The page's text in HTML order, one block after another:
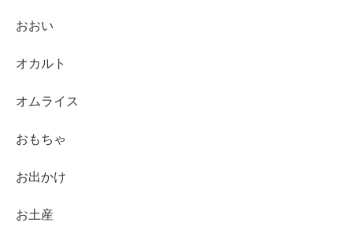
おおい
オカルト
オムライス
おもちゃ
お出かけ
お土産